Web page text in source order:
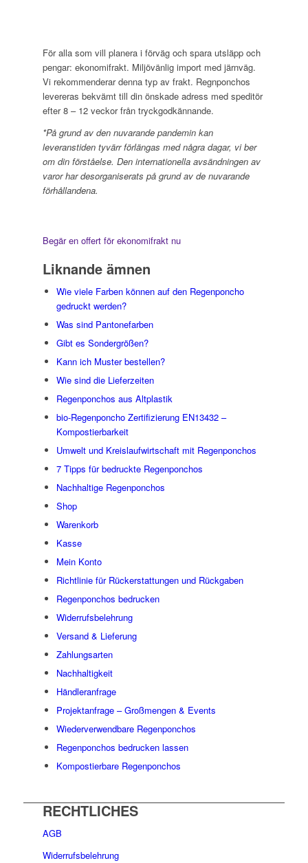
För alla som vill planera i förväg och spara utsläpp och
pengar: ekonomifrakt. Miljövänlig import med järnväg.
Vi rekommenderar denna typ av frakt. Regnponchos
levereras bekvämt till din önskade adress med speditör
efter 8 – 12 veckor från tryckgodkännande.
*På grund av den nuvarande pandemin kan
leveranstiden tyvärr förlängas med några dagar, vi ber
om din förståelse. Den internationella avsändningen av
varor har desorganiserats på grund av de nuvarande
förhållandena.
Begär en offert för ekonomifrakt nu
Liknande ämnen
Wie viele Farben können auf den Regenponcho
gedruckt werden?
Was sind Pantonefarben
Gibt es Sondergrößen?
Kann ich Muster bestellen?
Wie sind die Lieferzeiten
Regenponchos aus Altplastik
bio-Regenponcho Zertifizierung EN13432 –
Kompostierbarkeit
Umwelt und Kreislaufwirtschaft mit Regenponchos
7 Tipps für bedruckte Regenponchos
Nachhaltige Regenponchos
Shop
Warenkorb
Kasse
Mein Konto
Richtlinie für Rückerstattungen und Rückgaben
Regenponchos bedrucken
Widerrufsbelehrung
Versand & Lieferung
Zahlungsarten
Nachhaltigkeit
Händleranfrage
Projektanfrage – Großmengen & Events
Wiederverwendbare Regenponchos
Regenponchos bedrucken lassen
Kompostierbare Regenponchos
RECHTLICHES
AGB
Widerrufsbelehrung